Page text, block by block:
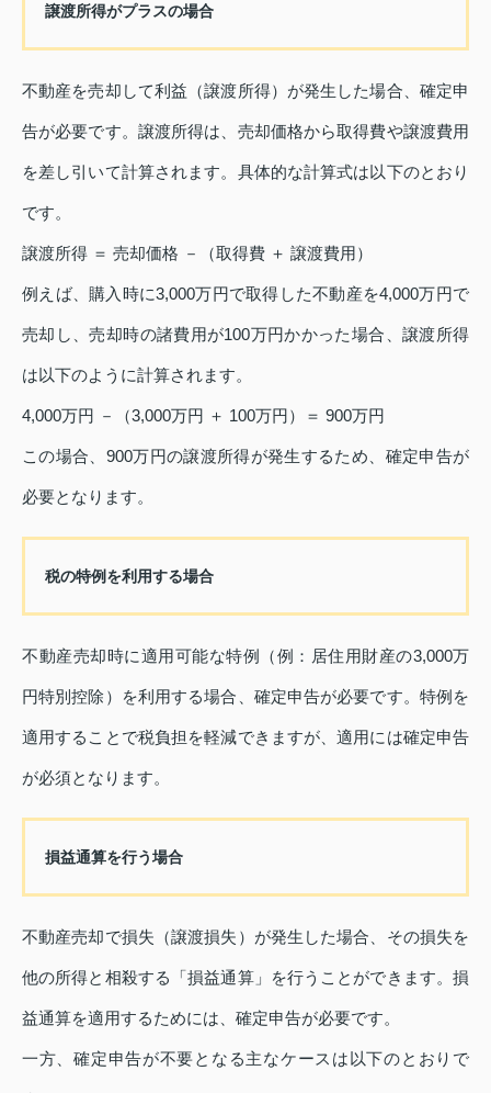
譲渡所得がプラスの場合
不動産を売却して利益（譲渡所得）が発生した場合、確定申
告が必要です。譲渡所得は、売却価格から取得費や譲渡費用
を差し引いて計算されます。具体的な計算式は以下のとおり
です。
譲渡所得 ＝ 売却価格 －（取得費 ＋ 譲渡費用）
例えば、購入時に3,000万円で取得した不動産を4,000万円で
売却し、売却時の諸費用が100万円かかった場合、譲渡所得
は以下のように計算されます。
4,000万円 －（3,000万円 ＋ 100万円）＝ 900万円
この場合、900万円の譲渡所得が発生するため、確定申告が
必要となります。
税の特例を利用する場合
不動産売却時に適用可能な特例（例：居住用財産の3,000万
円特別控除）を利用する場合、確定申告が必要です。特例を
適用することで税負担を軽減できますが、適用には確定申告
が必須となります。
損益通算を行う場合
不動産売却で損失（譲渡損失）が発生した場合、その損失を
他の所得と相殺する「損益通算」を行うことができます。損
益通算を適用するためには、確定申告が必要です。
一方、確定申告が不要となる主なケースは以下のとおりで